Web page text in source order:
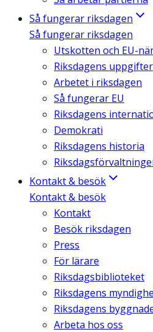
Så fungerar riksdagen
Så fungerar riksdagen
Utskotten och EU-
Riksdagens uppgifter
Arbetet i riksdagen
Så fungerar EU
Riksdagens
Demokrati
Riksdagens historia
Kontakt & besök
Kontakt & besök
Kontakt
Besök riksdagen
Press
För lärare
Riksdagsbiblioteket
Riksdagens
Riksdagens
Arbeta hos oss